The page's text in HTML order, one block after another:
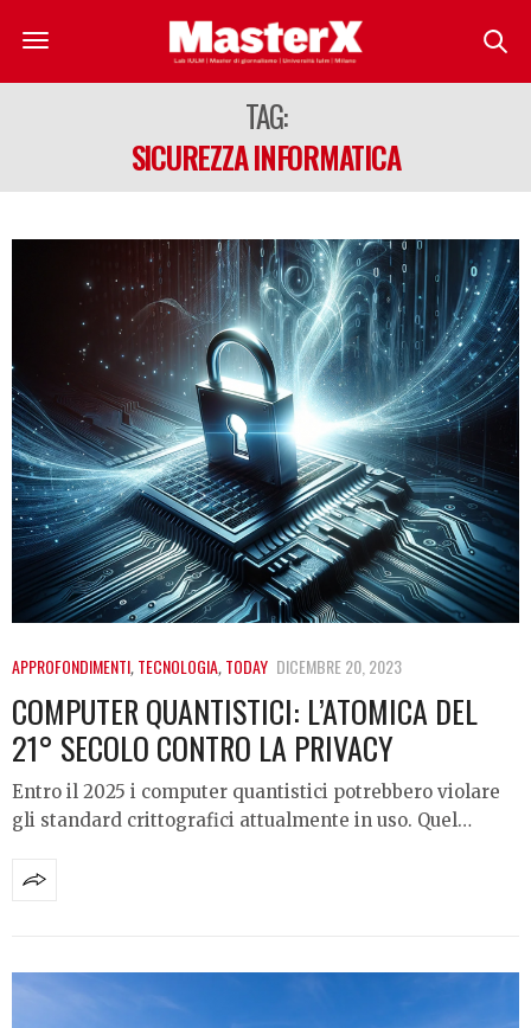
TAG:
SICUREZZA INFORMATICA
APPROFONDIMENTI,TECNOLOGIA,TODAY DICEMBRE 20, 2023
COMPUTER QUANTISTICI: L’ATOMICA DEL
21° SECOLO CONTRO LA PRIVACY
Entro il 2025 i computer quantistici potrebbero violare
gli standard crittografici attualmente in uso. Quel…